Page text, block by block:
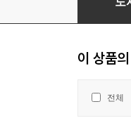
이 상품
전체